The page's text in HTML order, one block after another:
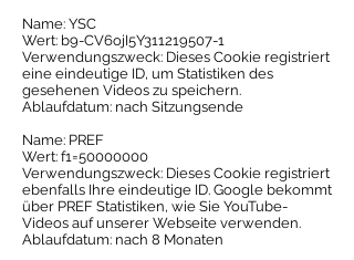
Name: YSC
Wert: b9-CV6ojI5Y311219507-1
Verwendungszweck: Dieses Cookie registriert
eine eindeutige ID, um Statistiken des
gesehenen Videos zu speichern.
Ablaufdatum: nach Sitzungsende
Name: PREF
Wert: f1=50000000
Verwendungszweck: Dieses Cookie registriert
ebenfalls Ihre eindeutige ID. Google bekommt
über PREF Statistiken, wie Sie YouTube-
Videos auf unserer Webseite verwenden.
Ablaufdatum: nach 8 Monaten